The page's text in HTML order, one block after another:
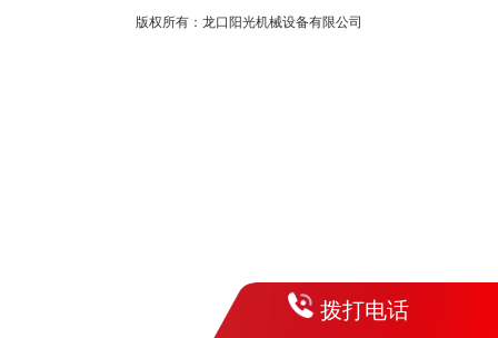
版权所有：龙口阳光机械设备有限公司
拨打电话